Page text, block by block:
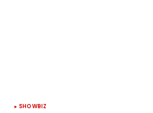
SHOWBIZ